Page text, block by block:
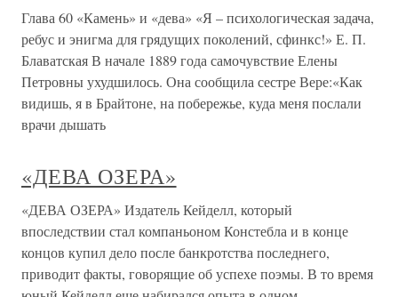
Глава 60 «Камень» и «дева» «Я – психологическая задача,
ребус и энигма для грядущих поколений, сфинкс!» Е. П.
Блаватская В начале 1889 года самочувствие Елены
Петровны ухудшилось. Она сообщила сестре Вере:«Как
видишь, я в Брайтоне, на побережье, куда меня послали
врачи дышать
«ДЕВА ОЗЕРА»
«ДЕВА ОЗЕРА» Издатель Кейделл, который
впоследствии стал компаньоном Констебла и в конце
концов купил дело после банкротства последнего,
приводит факты, говорящие об успехе поэмы. В то время